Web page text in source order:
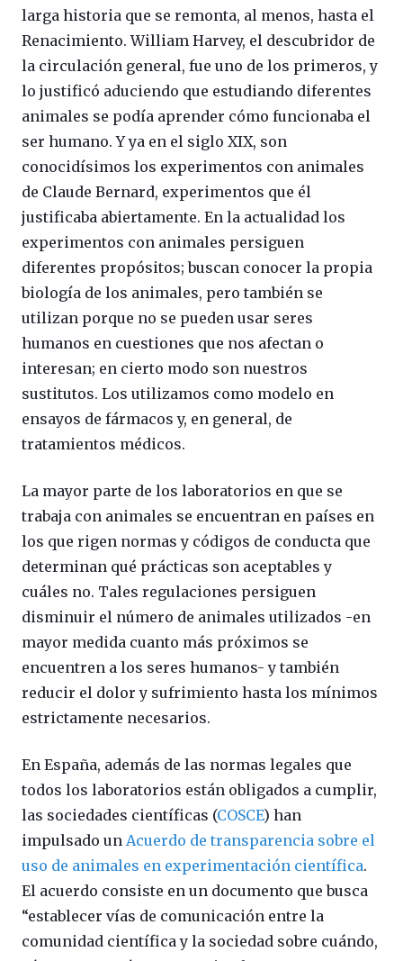
larga historia que se remonta, al menos, hasta el
Renacimiento. William Harvey, el descubridor de
la circulación general, fue uno de los primeros, y
lo justificó aduciendo que estudiando diferentes
animales se podía aprender cómo funcionaba el
ser humano. Y ya en el siglo XIX, son
conocidísimos los experimentos con animales
de Claude Bernard, experimentos que él
justificaba abiertamente. En la actualidad los
experimentos con animales persiguen
diferentes propósitos; buscan conocer la propia
biología de los animales, pero también se
utilizan porque no se pueden usar seres
humanos en cuestiones que nos afectan o
interesan; en cierto modo son nuestros
sustitutos. Los utilizamos como modelo en
ensayos de fármacos y, en general, de
tratamientos médicos.
La mayor parte de los laboratorios en que se
trabaja con animales se encuentran en países en
los que rigen normas y códigos de conducta que
determinan qué prácticas son aceptables y
cuáles no. Tales regulaciones persiguen
disminuir el número de animales utilizados -en
mayor medida cuanto más próximos se
encuentren a los seres humanos- y también
reducir el dolor y sufrimiento hasta los mínimos
estrictamente necesarios.
En España, además de las normas legales que
todos los laboratorios están obligados a cumplir,
las sociedades científicas (COSCE) han
impulsado un Acuerdo de transparencia sobre el
uso de animales en experimentación científica.
El acuerdo consiste en un documento que busca
“establecer vías de comunicación entre la
comunidad científica y la sociedad sobre cuándo,